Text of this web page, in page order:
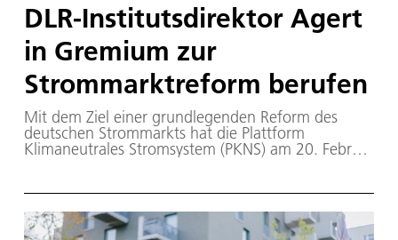
DLR-Institutsdirektor Agert
in Gremium zur
Strommarktreform berufen
Mit dem Ziel einer grundlegenden Reform des
deutschen Strommarkts hat die Plattform
Klimaneutrales Stromsystem (PKNS) am 20. Februar
2023 in Berlin ihre Arbeit aufgenommen. Unter
Habeck trafen die rund 50 teilnehmenden
Fachleute aus Politik, Wirtschaft und Wissenschaft
erstmals zusammen.